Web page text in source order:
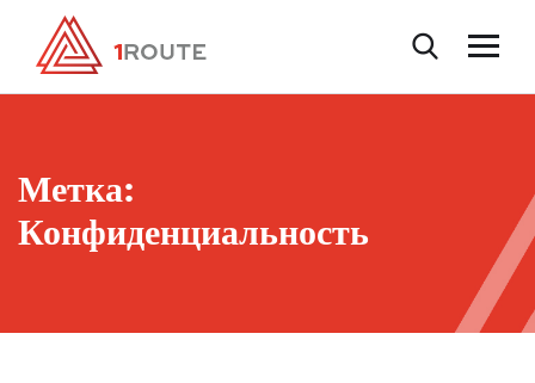
Метка:
Конфиденциальность